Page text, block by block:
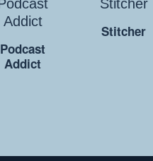
Podcast
Addict
Stitcher